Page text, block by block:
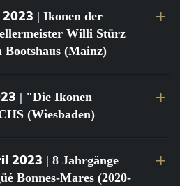
| Ikonen der
Willi Stürz
(Mainz)
| "Die Ikonen
(Wiesbaden)
2023 | 8 Jahrgänge
Bonnes-Mares (2020-